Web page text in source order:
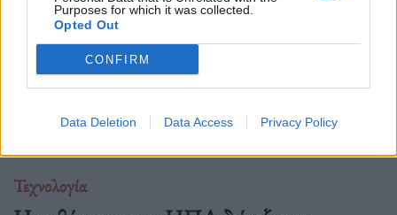
Purposes for which it was collected.
Opted Out
CONFIRM
Data Deletion Data Access Privacy Policy
Τεχνολογία